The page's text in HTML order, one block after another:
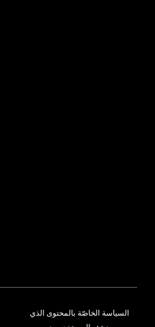
السياسة الخاصّة بالمحتوى الذي